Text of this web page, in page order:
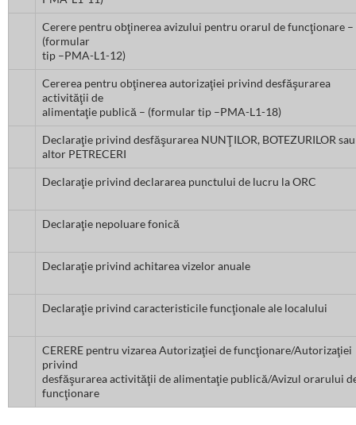
Cerere pentru obţinerea avizului pentru orarul de funcţionare –
(formular
tip –PMA-L1-12)
Cererea pentru obţinerea autorizaţiei privind desfăşurarea
activităţii de
alimentaţie publică – (formular tip –PMA-L1-18)
Declaraţie privind desfăşurarea NUNŢILOR, BOTEZURILOR sau
altor PETRECERI
Declaraţie privind declararea punctului de lucru la ORC
Declaraţie nepoluare fonică
Declaraţie privind achitarea vizelor anuale
Declaraţie privind caracteristicile funcţionale ale localului
CERERE pentru vizarea Autorizaţiei de funcţionare/Autorizaţiei
privind
desfăşurarea activităţii de alimentaţie publică/Avizul orarului
funcţionare